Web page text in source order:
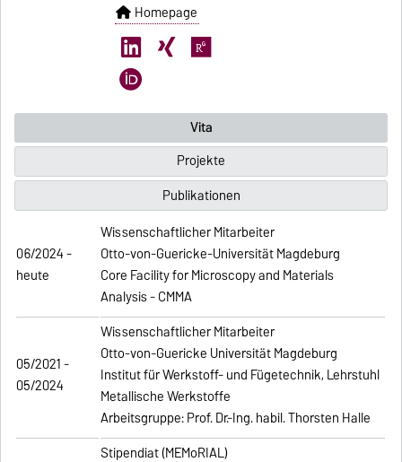
Homepage
Vita
Projekte
Publikationen
06/2024 -
heute
Wissenschaftlicher Mitarbeiter
Otto-von-Guericke-Universität Magdeburg
Core Facility for Microscopy and Materials
Analysis - CMMA
05/2021 -
05/2024
Wissenschaftlicher Mitarbeiter
Otto-von-Guericke Universität Magdeburg
Institut für Werkstoff- und Fügetechnik, Lehrstuhl
Metallische Werkstoffe
Arbeitsgruppe: Prof. Dr.-Ing. habil. Thorsten Halle
Stipendiat (MEMoRIAL)